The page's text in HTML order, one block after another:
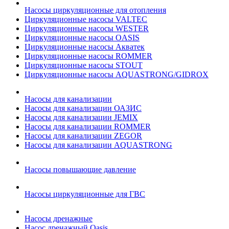
Насосы циркуляционные для отопления
Циркуляционные насосы VALTEC
Циркуляционные насосы WESTER
Циркуляционные насосы OASIS
Циркуляционные насосы Акватек
Циркуляционные насосы ROMMER
Циркуляционные насосы STOUT
Циркуляционные насосы AQUASTRONG/GIDROX
Насосы для канализации
Насосы для канализации ОАЗИС
Насосы для канализации JEMIX
Насосы для канализации ROMMER
Насосы для канализации ZEGOR
Насосы для канализации AQUASTRONG
Насосы повышающие давление
Насосы циркуляционные для ГВС
Насосы дренажные